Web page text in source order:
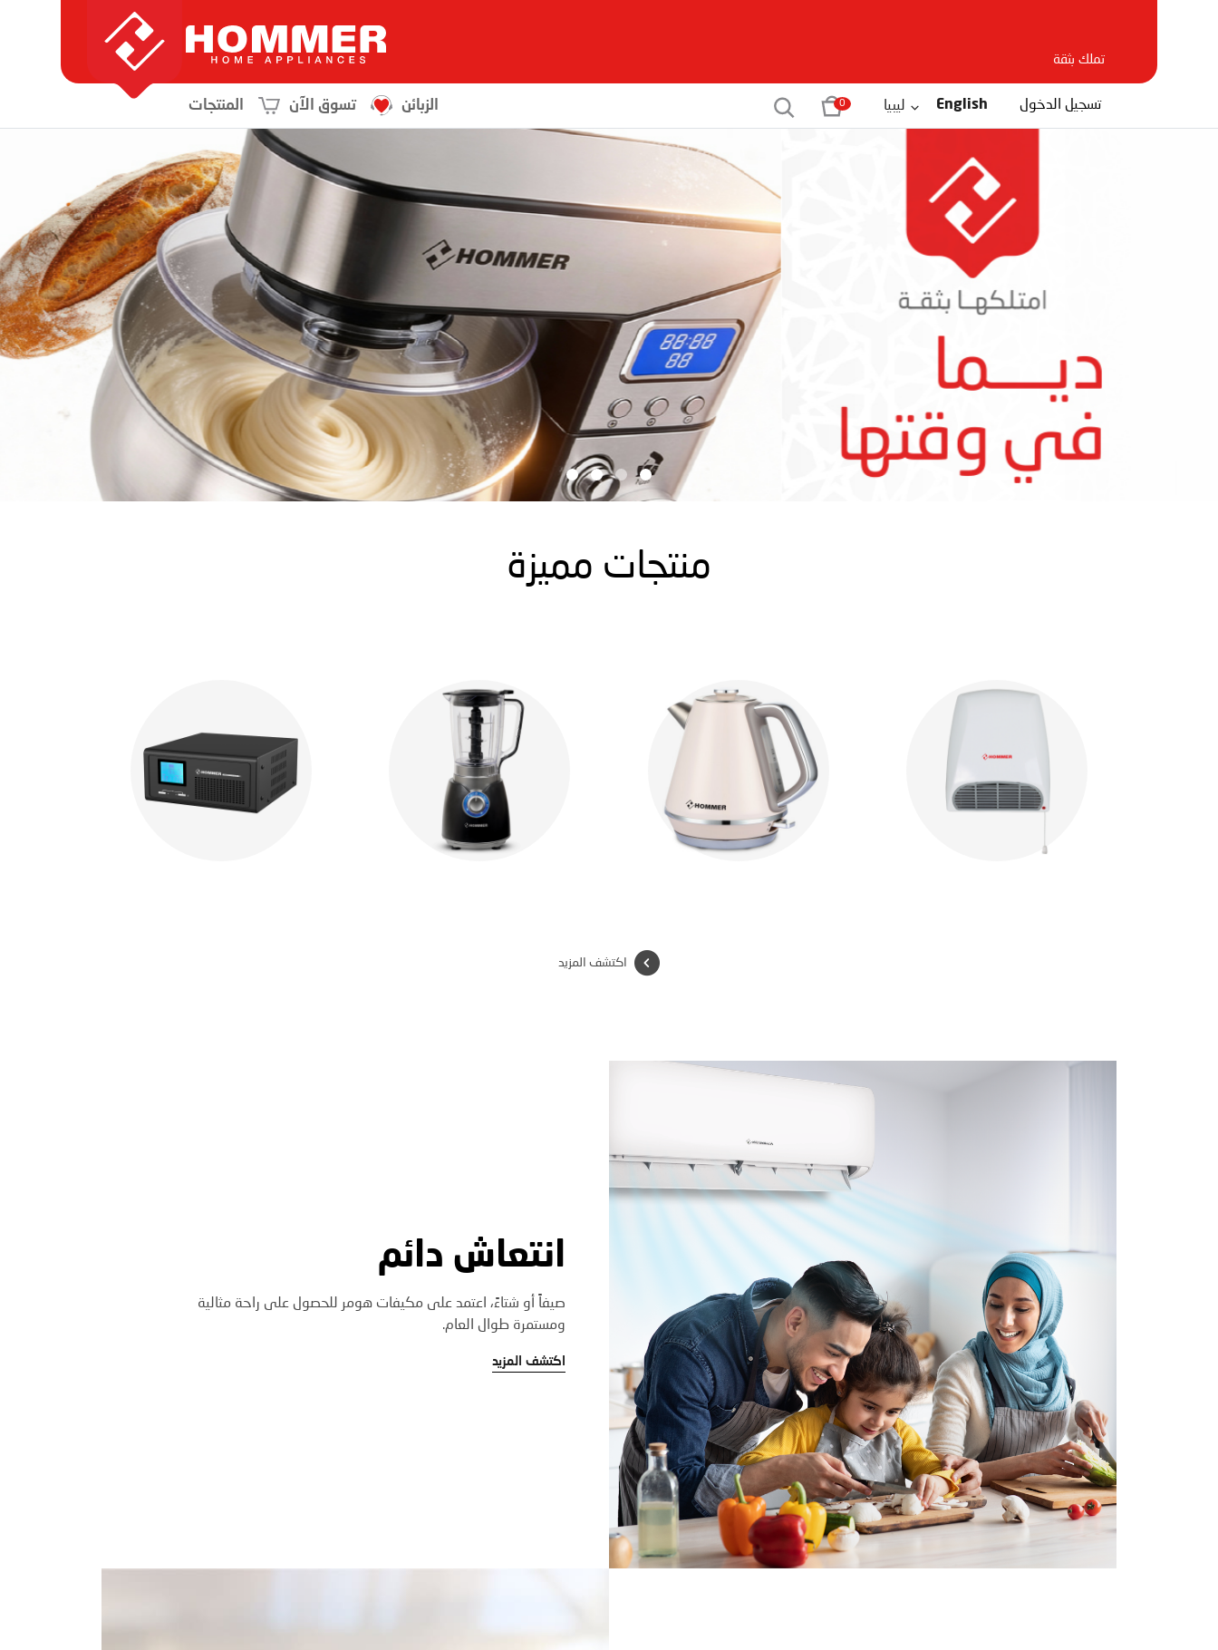
تملك بثقة
المنتجات تسوق الآن الزبائن 0 ليبيا English تسجيل الدخول
منتجات مميزة
اكتشف المزيد
انتعاش دائم
صيفاً أو شتاءً، اعتمد على مكيفات هومر للحصول على راحة مثالية
ومستمرة طوال العام.
اكتشف المزيد